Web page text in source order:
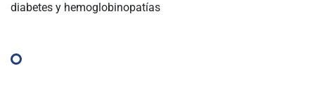
diabetes y hemoglobinopatías